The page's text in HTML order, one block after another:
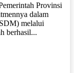
Provinsi
dalam
melalui
berhasil...